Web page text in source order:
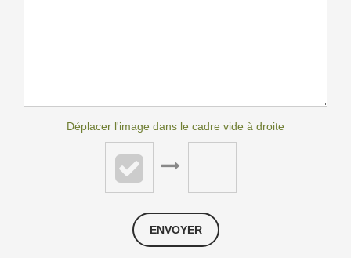
Déplacer l'image dans le cadre vide à droite
ENVOYER